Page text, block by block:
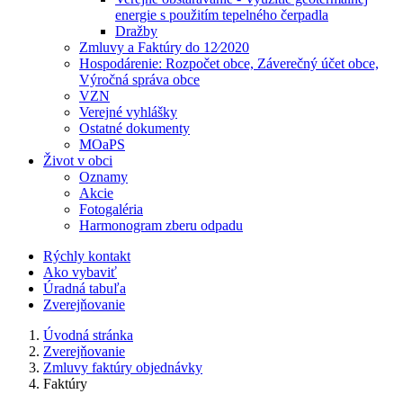
energie s použitím tepelného čerpadla
Dražby
Zmluvy a Faktúry do 12⁄2020
Hospodárenie: Rozpočet obce, Záverečný účet obce,
Výročná správa obce
VZN
Verejné vyhlášky
Ostatné dokumenty
MOaPS
Život v obci
Oznamy
Akcie
Fotogaléria
Harmonogram zberu odpadu
Rýchly kontakt
Ako vybaviť
Úradná tabuľa
Zverejňovanie
Úvodná stránka
Zverejňovanie
Zmluvy faktúry objednávky
Faktúry